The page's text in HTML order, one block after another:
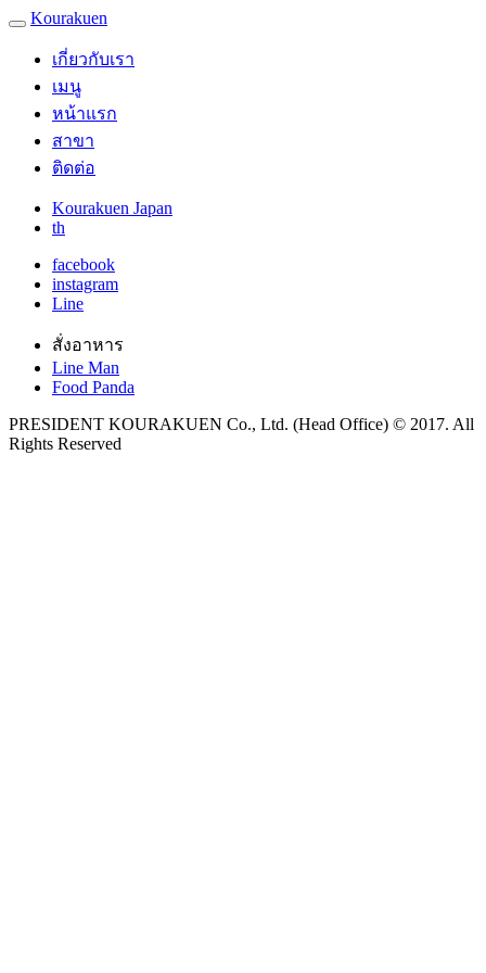
Kourakuen
เกี่ยวกับเรา
เมนู
หน้าแรก
สาขา
ติดต่อ
Kourakuen Japan
th
facebook
instagram
Line
สั่งอาหาร
Line Man
Food Panda
PRESIDENT KOURAKUEN Co., Ltd. (Head Office) © 2017. All
Rights Reserved